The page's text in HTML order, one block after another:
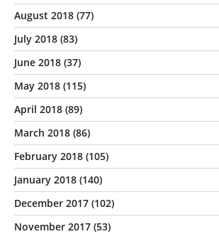
August 2018 (77)
July 2018 (83)
June 2018 (37)
May 2018 (115)
April 2018 (89)
March 2018 (86)
February 2018 (105)
January 2018 (140)
December 2017 (102)
November 2017 (53)